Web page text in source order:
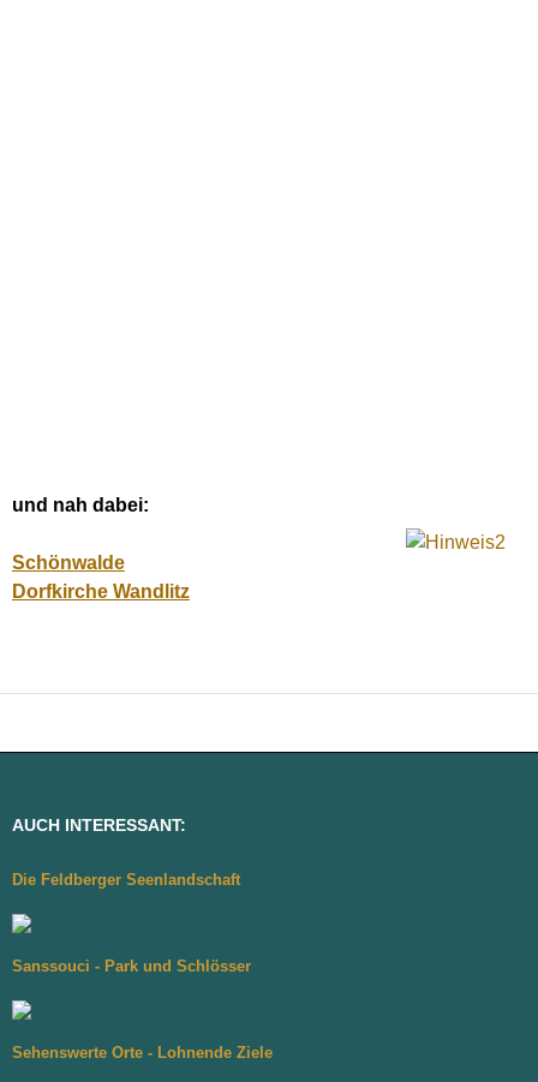
und nah dabei:
Schönwalde
Dorfkirche Wandlitz
AUCH INTERESSANT:
Die Feldberger Seenlandschaft
Sanssouci - Park und Schlösser
Sehenswerte Orte - Lohnende Ziele